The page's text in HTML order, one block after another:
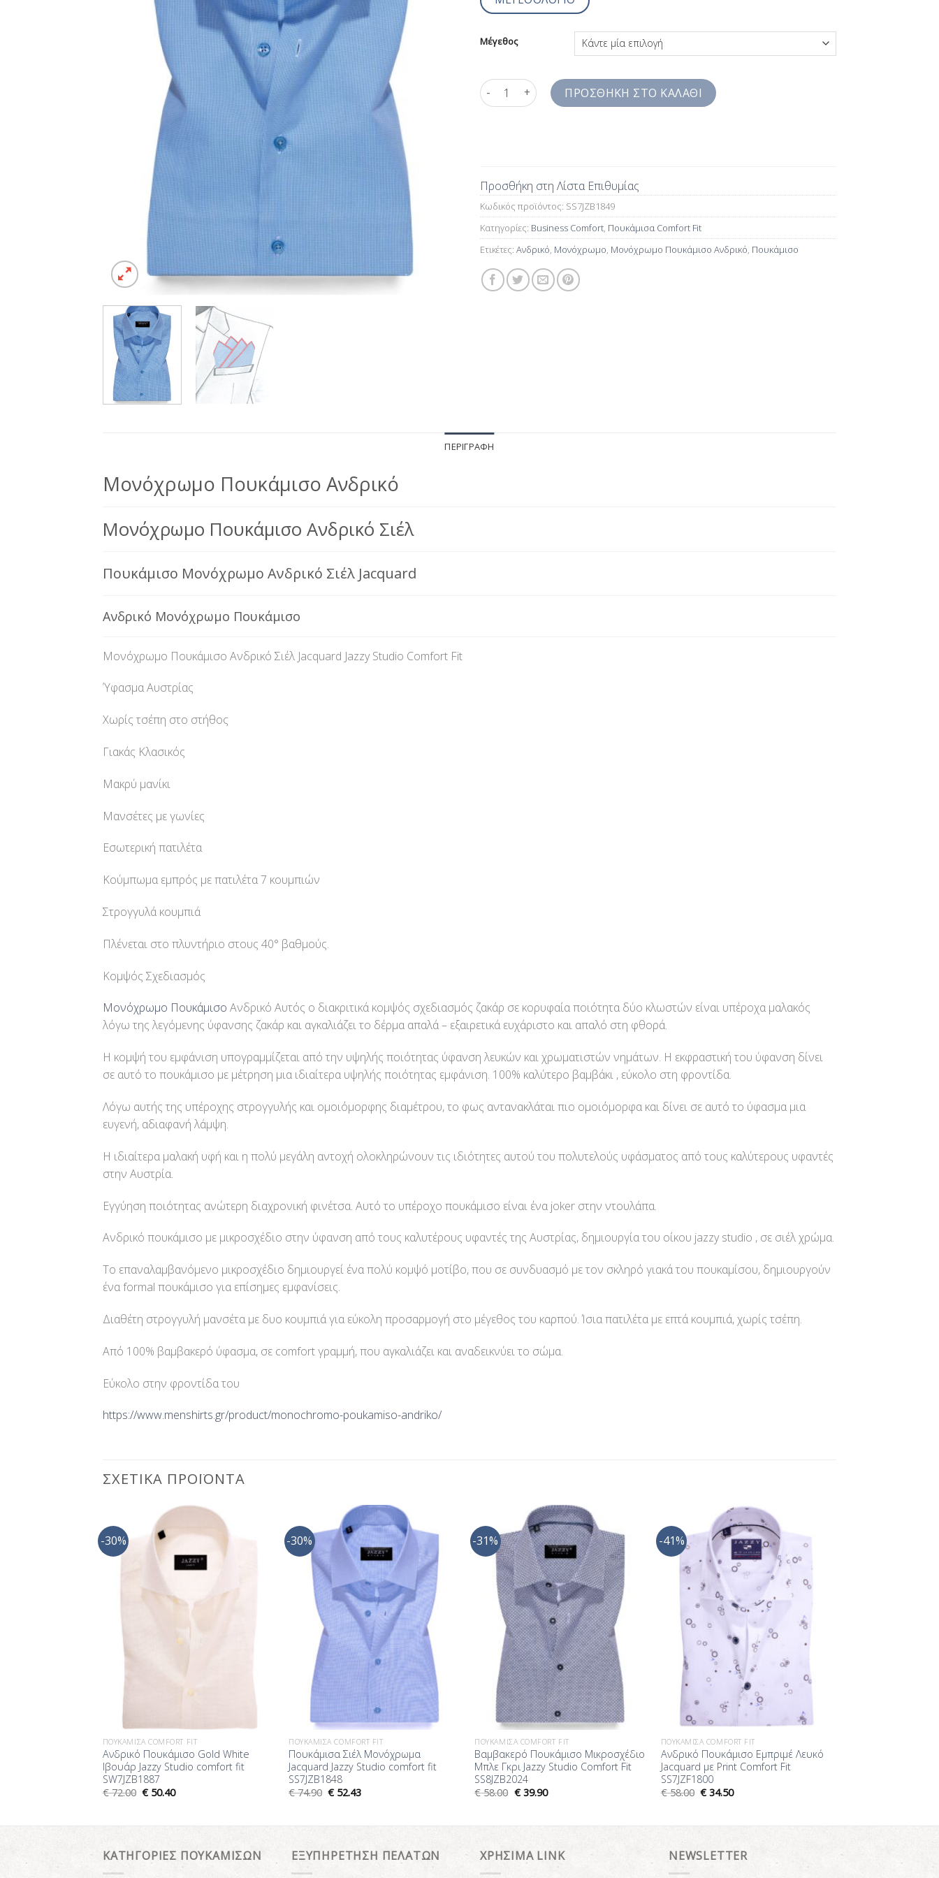
Μέγεθος
Ανδρικό Πουκάμισο Μονόχρωμο Σιέλ Jacquard Jazzy Studio Comfort Fit SS7JZB1849 ποσότητα
ΠΡΟΣΘΉΚΗ ΣΤΟ ΚΑΛΆΘΙ
Προσθήκη στη Λίστα Επιθυμίας
Κωδικός προϊόντος: SS7JZB1849
Κατηγορίες: Business Comfort, Πουκάμισα Comfort Fit
Ετικέτες: Ανδρικό, Μονόχρωμο, Μονόχρωμο Πουκάμισο Ανδρικό, Πουκάμισο
ΠΕΡΙΓΡΑΦΉ
Μονόχρωμο Πουκάμισο Ανδρικό
Μονόχρωμο Πουκάμισο Ανδρικό Σιέλ
Πουκάμισο Μονόχρωμο Ανδρικό Σιέλ Jacquard
Ανδρικό Μονόχρωμο Πουκάμισο
Μονόχρωμο Πουκάμισο Ανδρικό Σιέλ Jacquard Jazzy Studio Comfort Fit
Ύφασμα Αυστρίας
Χωρίς τσέπη στο στήθος
Γιακάς Κλασικός
Μακρύ μανίκι
Μανσέτες με γωνίες
Εσωτερική πατιλέτα
Κούμπωμα εμπρός με πατιλέτα 7 κουμπιών
Στρογγυλά κουμπιά
Πλένεται στο πλυντήριο στους 40° βαθμούς.
Κομψός Σχεδιασμός
Μονόχρωμο Πουκάμισο Ανδρικό Αυτός ο διακριτικά κομψός σχεδιασμός ζακάρ σε κορυφαία ποιότητα δύο κλωστών είναι υπέροχα μαλακός
λόγω της λεγόμενης ύφανσης ζακάρ και αγκαλιάζει το δέρμα απαλά – εξαιρετικά ευχάριστο και απαλό στη φθορά.
Η κομψή του εμφάνιση υπογραμμίζεται από την υψηλής ποιότητας ύφανση λευκών και χρωματιστών νημάτων. Η εκφραστική του ύφανση δίνει
σε αυτό το πουκάμισο με μέτρηση μια ιδιαίτερα υψηλής ποιότητας εμφάνιση. 100% καλύτερο βαμβάκι , εύκολο στη φροντίδα.
Λόγω αυτής της υπέροχης στρογγυλής και ομοιόμορφης διαμέτρου, το φως αντανακλάται πιο ομοιόμορφα και δίνει σε αυτό το ύφασμα μια
ευγενή, αδιαφανή λάμψη.
Η ιδιαίτερα μαλακή υφή και η πολύ μεγάλη αντοχή ολοκληρώνουν τις ιδιότητες αυτού του πολυτελούς υφάσματος από τους καλύτερους υφαντές
στην Αυστρία.
Εγγύηση ποιότητας ανώτερη διαχρονική φινέτσα. Αυτό το υπέροχο πουκάμισο είναι ένα joker στην ντουλάπα.
Ανδρικό πουκάμισο με μικροσχέδιο στην ύφανση από τους καλυτέρους υφαντές της Αυστρίας, δημιουργία του οίκου jazzy studio , σε σιέλ χρώμα.
Το επαναλαμβανόμενο μικροσχέδιο δημιουργεί ένα πολύ κομψό μοτίβο, που σε συνδυασμό με τον σκληρό γιακά του πουκαμίσου, δημιουργούν
ένα formal πουκάμισο για επίσημες εμφανίσεις.
Διαθέτη στρογγυλή μανσέτα με δυο κουμπιά για εύκολη προσαρμογή στο μέγεθος του καρπού. Ίσια πατιλέτα με επτά κουμπιά, χωρίς τσέπη.
Από 100% βαμβακερό ύφασμα, σε comfort γραμμή, που αγκαλιάζει και αναδεικνύει το σώμα.
Εύκολο στην φροντίδα του
https://www.menshirts.gr/product/monochromo-poukamiso-andriko/ ‎
ΣΧΕΤΙΚΆ ΠΡΟΪΌΝΤΑ
-30%
Προσθήκη
στη Λίστα
ΠΟΥΚΆΜΙΣΑ COMFORT FIT
Ανδρικό Πουκάμισο Gold White
Ιβουάρ Jazzy Studio comfort fit
SW7JZB1887
€72.00 €50.40
-30%
Επιθυμίας
ΠΟΥΚΆΜΙΣΑ COMFORT FIT
Πουκάμισα Σιέλ Μονόχρωμα
Jacquard Jazzy Studio comfort fit
SS7JZB1848
€74.90 €52.43
-31%
Προσθήκη
στη Λίστα
Επιθυμίας
ΠΟΥΚΆΜΙΣΑ COMFORT FIT
Βαμβακερό Πουκάμισο Μικροσχέδιο
Μπλε Γκρι Jazzy Studio Comfort Fit
SS8JZB2024
€58.00 €39.90
-41%
Προσθήκη
στη Λίστα
Επιθυμίας
ΠΟΥΚΆΜΙΣΑ COMFORT FIT
Ανδρικό Πουκάμισο Εμπριμέ Λευκό
Jacquard με Print Comfort Fit
SS7JZF1800
€58.00 €34.50
ΚΑΤΗΓΟΡΙΕΣ ΠΟΥΚΑΜΙΣΩΝ ΕΞΥΠΗΡΕΤΗΣΗ ΠΕΛΑΤΩΝ ΧΡΗΣΙΜΑ LINK NEWSLETTER